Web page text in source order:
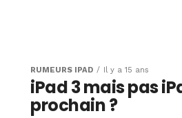
RUMEURS IPAD Il y a 15 ans
iPad 3 mais pas
prochain ?